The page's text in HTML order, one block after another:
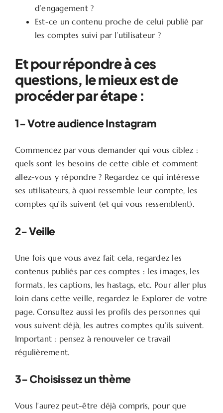
d’engagement ?
Est-ce un contenu proche de celui publié par
les comptes suivi par l’utilisateur ?
Et pour répondre à ces
questions, le mieux est de
procéder par étape :
1- Votre audience Instagram
Commencez par vous demander qui vous ciblez :
quels sont les besoins de cette cible et comment
allez-vous y répondre ? Regardez ce qui intéresse
ses utilisateurs, à quoi ressemble leur compte, les
comptes qu’ils suivent (et qui vous ressemblent).
2- Veille
Une fois que vous avez fait cela, regardez les
contenus publiés par ces comptes : les images, les
formats, les captions, les hastags, etc. Pour aller plus
loin dans cette veille, regardez le Explorer de votre
page. Consultez aussi les profils des personnes qui
vous suivent déjà, les autres comptes qu’ils suivent.
Important : pensez à renouveler ce travail
régulièrement.
3- Choisissez un thème
Vous l’aurez peut-être déjà compris, pour que